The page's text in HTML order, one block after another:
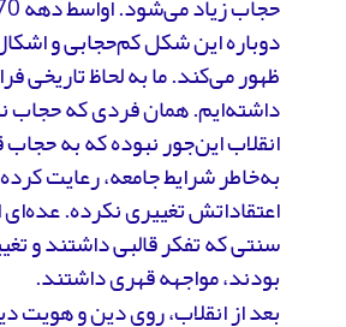
دوباره این شکل کم‌حجابی و
ظهور می‌کند. ما به لحاظ تاریخی
داشته‌ایم. همان فردی که حجاب
انقلاب این‌جور نبوده که به
به‌خاطر شرایط جامعه، رعایت
اعتقاداتش تغییری نکرده. عده‌ای
سنتی که تفکر قالبی داشتند و
بودند، مواجهه قهری داشتند.
بعد از انقلاب، روی دین و هویت